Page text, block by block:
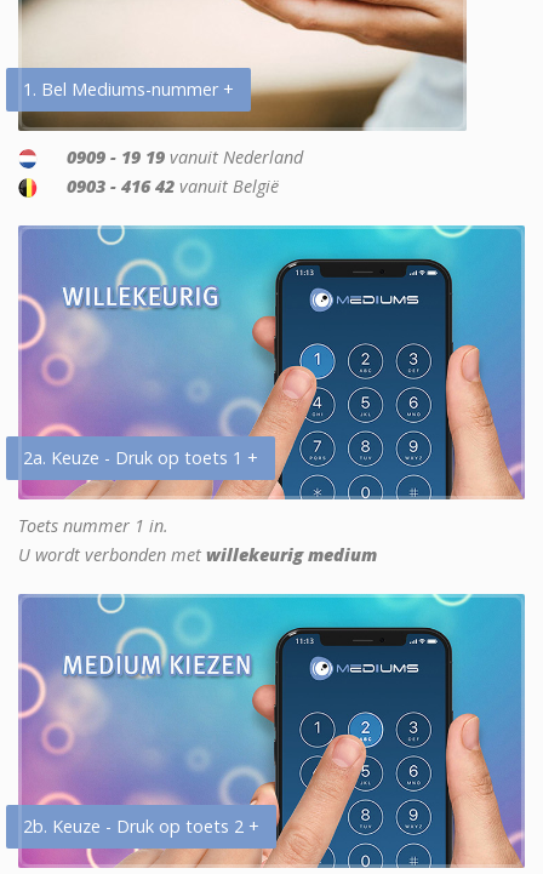
1. Bel Mediums-nummer +
0909 - 19 19 vanuit Nederland
0903 - 416 42 vanuit België
2a. Keuze - Druk op toets 1 +
Toets nummer 1 in.
U wordt verbonden met willekeurig medium
2b. Keuze - Druk op toets 2 +